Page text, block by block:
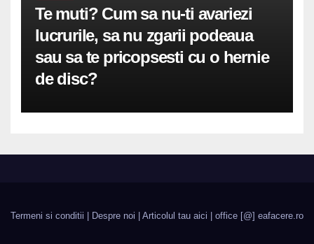
Te muti? Cum sa nu-ti avariezi
lucrurile, sa nu zgarii podeaua
sau sa te pricopsesti cu o hernie
de disc?
Termeni si conditii Despre noi Articolul tau aici | office [@] eafacere.ro